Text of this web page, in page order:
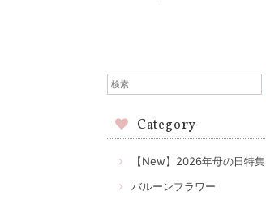
Category
【New】2026年母の日特集
バルーンフラワー